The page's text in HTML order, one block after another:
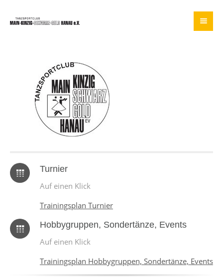
Turnier
Auf einen Klick
Trainingsplan Turnier
Hobbygruppen, Sondertänze, Events
Auf einen Klick
Trainingsplan Hobbygruppen, Sondertänze, Events